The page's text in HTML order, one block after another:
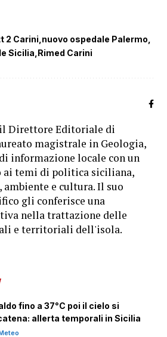
2 Carini nuovo ospedale Palermo
Sicilia Rimed Carini
il Direttore Editoriale di
magistrale in Geologia,
informazione locale con un
ai temi di politica siciliana,
ambiente e cultura. Il suo
gli conferisce una
nella trattazione delle
e territoriali dell'isola.
fino a 37°C poi il cielo si
allerta temporali in Sicilia